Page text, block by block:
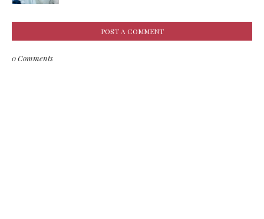
POST A COMMENT
0 Comments